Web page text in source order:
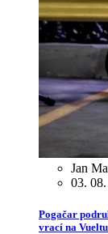
Jan
03.
Pogačar
vrací na